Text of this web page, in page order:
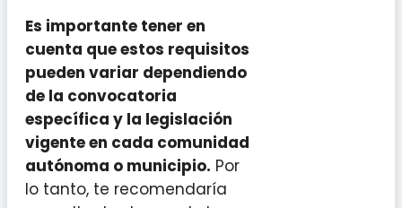
Es importante tener en
cuenta que estos requisitos
pueden variar dependiendo
de la convocatoria
específica y la legislación
vigente en cada comunidad
autónoma o municipio. Por
lo tanto, te recomendaría